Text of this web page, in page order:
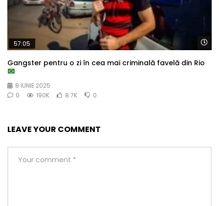
57:05
Gangster pentru o zi în cea mai criminală favelă din Rio
8 IUNIE 2025
0
190K 8.7K 0
LEAVE YOUR COMMENT